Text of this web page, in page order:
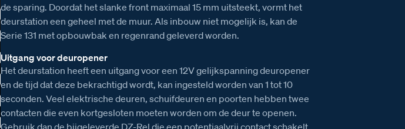
de sparing. Doordat het slanke front maximaal 15 mm uitsteekt, vormt het
deurstation een geheel met de muur. Als inbouw niet mogelijk is, kan de
Serie 131 met opbouwbak en regenrand geleverd worden.
Uitgang voor deuropener
Het deurstation heeft een uitgang voor een 12V gelijkspanning deuropener
en de tijd dat deze bekrachtigd wordt, kan ingesteld worden van 1 tot 10
seconden. Veel elektrische deuren, schuifdeuren en poorten hebben twee
contacten die even kortgesloten moeten worden om de deur te openen.